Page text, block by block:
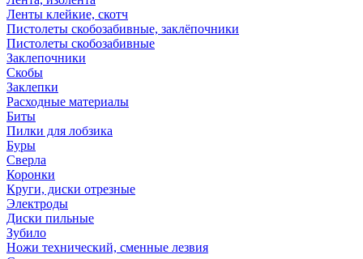
Ленты клейкие, скотч
Пистолеты скобозабивные, заклёпочники
Пистолеты скобозабивные
Заклепочники
Скобы
Заклепки
Расходные материалы
Биты
Пилки для лобзика
Буры
Сверла
Коронки
Круги, диски отрезные
Электроды
Диски пильные
Зубило
Ножи технический, сменные лезвия